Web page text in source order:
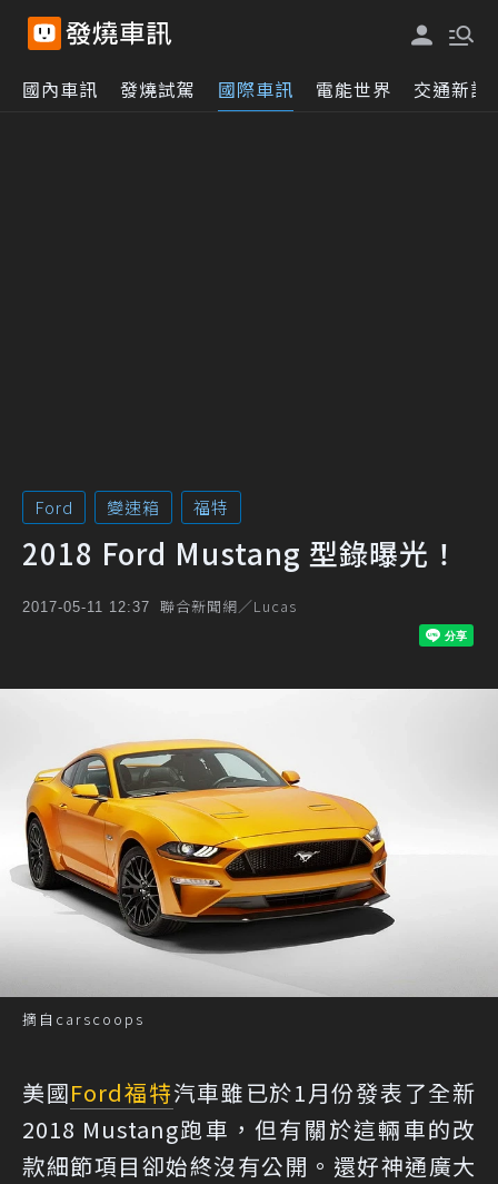
國內車訊 發燒試駕 國際車訊 電能世界 交通新訊
Ford 變速箱 福特
2018 Ford Mustang 型錄曝光！
2017-05-11 12:37 聯合新聞網／Lucas
摘自carscoops
美國Ford福特汽車雖已於1月份發表了全新
2018 Mustang跑車，但有關於這輛車的改
款細節項目卻始終沒有公開。還好神通廣大